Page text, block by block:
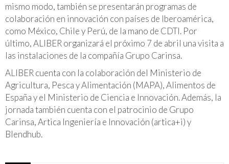
mismo modo, también se presentarán programas de
colaboración en innovación con países de Iberoamérica,
como México, Chile y Perú, de la mano de CDTI. Por
último, ALIBER organizará el próximo 7 de abril una visita a
las instalaciones de la compañía Grupo Carinsa.
ALIBER cuenta con la colaboración del Ministerio de
Agricultura, Pesca y Alimentación (MAPA), Alimentos de
España y el Ministerio de Ciencia e Innovación. Además, la
jornada también cuenta con el patrocinio de Grupo
Carinsa, Artica Ingeniería e Innovación (artica+i) y
Blendhub.